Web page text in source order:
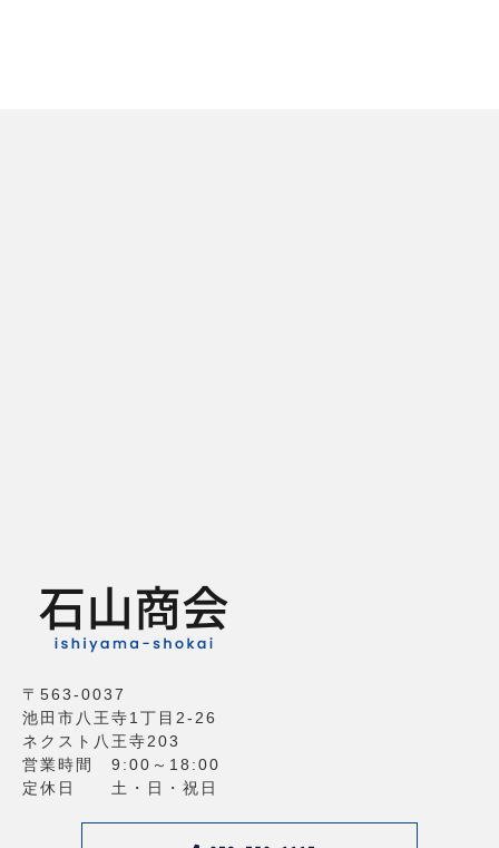
〒563-0037
池田市八王寺1丁目2-26
ネクスト八王寺203
営業時間 9:00～18:00
定休日 土・日・祝日